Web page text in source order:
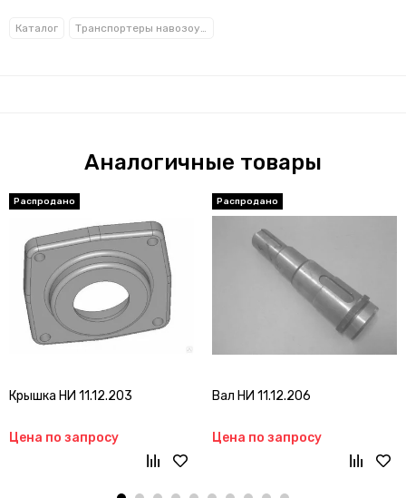
Каталог Транспортеры навозоуборочные
Аналогичные товары
Крышка НИ 11.12.203
Цена по запросу
Вал НИ 11.12.206
Цена по запросу